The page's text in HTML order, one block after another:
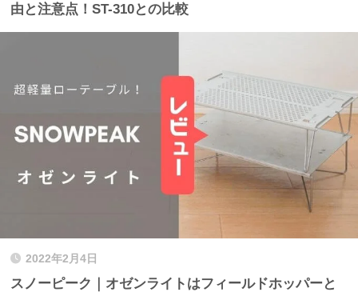
由と注意点！ST-310との比較
2022年2月4日
スノーピーク｜オゼンライトはフィールドホッパーと